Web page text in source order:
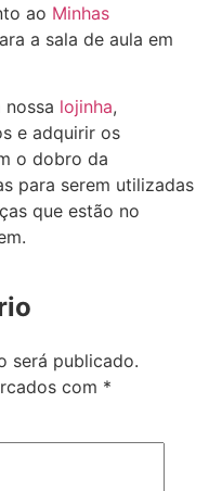
ao Minhas
a sala de aula em
nossa lojinha,
e adquirir os
o dobro da
para serem utilizadas
que estão no
será publicado.
com *